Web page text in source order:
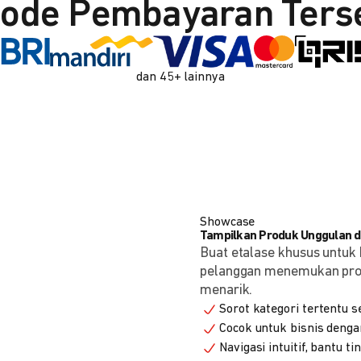
Pembayaran
dan 45+ lainnya
Showcase
Tampilkan Produk Unggulan
Buat etalase khusus
pelanggan menemukan
menarik.
Sorot kategori tertentu
Cocok untuk bisnis
Navigasi intuitif, bantu